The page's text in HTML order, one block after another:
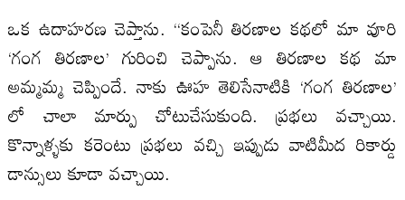
ఒక ఉదాహరణ చెప్తాను. “కంపెనీ తిరణాల కథలో మా వూరి
‘గంగ తిరణాల’ గురించి చెప్పాను. ఆ తిరణాల కథ మా
అమ్మమ్మ చెప్పిందే. నాకు ఊహ తెలిసేనాటికి ‘గంగ తిరణాల’
లో చాలా మార్పు చోటుచేసుకుంది. ప్రభలు వచ్చాయి.
కొన్నాళ్ళకు కరెంటు ప్రభలు వచ్చి ఇప్పుడు వాటిమీద రికార్డు
డాన్సులు కూడా వచ్చాయి.